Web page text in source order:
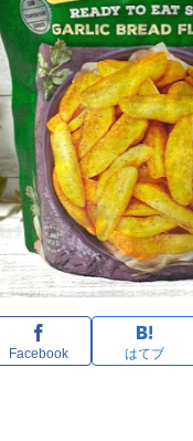
Facebook はてブ